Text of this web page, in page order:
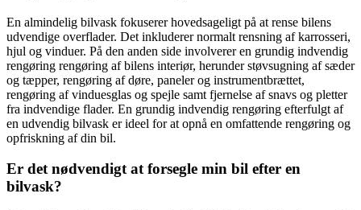
En almindelig bilvask fokuserer hovedsageligt på at rense bilens
udvendige overflader. Det inkluderer normalt rensning af karrosseri,
hjul og vinduer. På den anden side involverer en grundig indvendig
rengøring rengøring af bilens interiør, herunder støvsugning af sæder
og tæpper, rengøring af døre, paneler og instrumentbrættet,
rengøring af vinduesglas og spejle samt fjernelse af snavs og pletter
fra indvendige flader. En grundig indvendig rengøring efterfulgt af
en udvendig bilvask er ideel for at opnå en omfattende rengøring og
opfriskning af din bil.
Er det nødvendigt at forsegle min bil efter en
bilvask?